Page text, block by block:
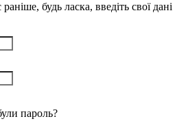
будь ласка, введіть свої дані
пароль?